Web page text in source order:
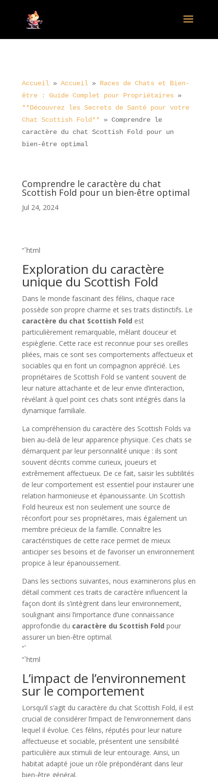
Accueil» Accueil» Races de Chats et Bien-
être : Guide Complet pour Propriétaires»
**Découvrez les Secrets de Santé pour votre
Chat Scottish Fold** » Comprendre le
caractère du chat Scottish Fold pour un
bien-être optimal
Comprendre le caractère du chat
Scottish Fold pour un bien-être optimal
Jul 24, 2024
“`html
Exploration du caractère
unique du Scottish Fold
Dans le monde fascinant des félins, chaque race
possède son propre charme et ses traits distinctifs. Le
caractère du chat Scottish Fold est
particulièrement remarquable, mêlant douceur et
espièglerie. Cette race est reconnue pour ses oreilles
pliées, mais ce sont ses comportements affectueux et
sociables qui en font un compagnon apprécié. Les
propriétaires de Scottish Fold se vantent souvent de
leur nature attachante et de leur envie d’interaction,
révélant à quel point ces chats sont intégrés dans la
dynamique familiale.
La compréhension du caractère des Scottish Folds va
bien au-delà de leur apparence physique. Ces chats se
démarquent par leur personnalité unique : ils sont
souvent décrits comme curieux, joueurs et
extrêmement affectueux. De ce fait, saisir les subtilités
de leur comportement est essentiel pour instaurer une
relation harmonieuse et épanouissante. Un Scottish
Fold heureux est non seulement une source de
réconfort pour ses propriétaires, mais également un
membre précieux de la famille. Connaître les
caractéristiques de cette race permet de mieux
anticiper ses besoins et de favoriser un environnement
propice à leur épanouissement.
Dans les sections suivantes, nous examinerons plus en
détail comment ces traits de caractère influencent la
façon dont ils s’intègrent dans leur environnement,
soulignant ainsi l’importance d’une connaissance
approfondie du caractère du Scottish Fold pour
assurer un bien-être optimal.
“`
“`html
L’impact de l’environnement
sur le comportement
Lorsqu’il s’agit du caractère du chat Scottish Fold, il est
crucial de considérer l’impact de l’environnement dans
lequel il évolue. Ces félins, réputés pour leur nature
affectueuse et sociable, présentent une sensibilité
particulière aux stimuli de leur entourage. Ainsi, un
habitat adapté joue un rôle prépondérant dans leur
bien-être général.